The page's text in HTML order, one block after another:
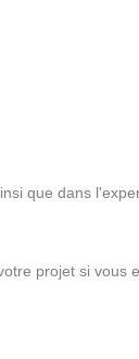
que dans
projet si vous